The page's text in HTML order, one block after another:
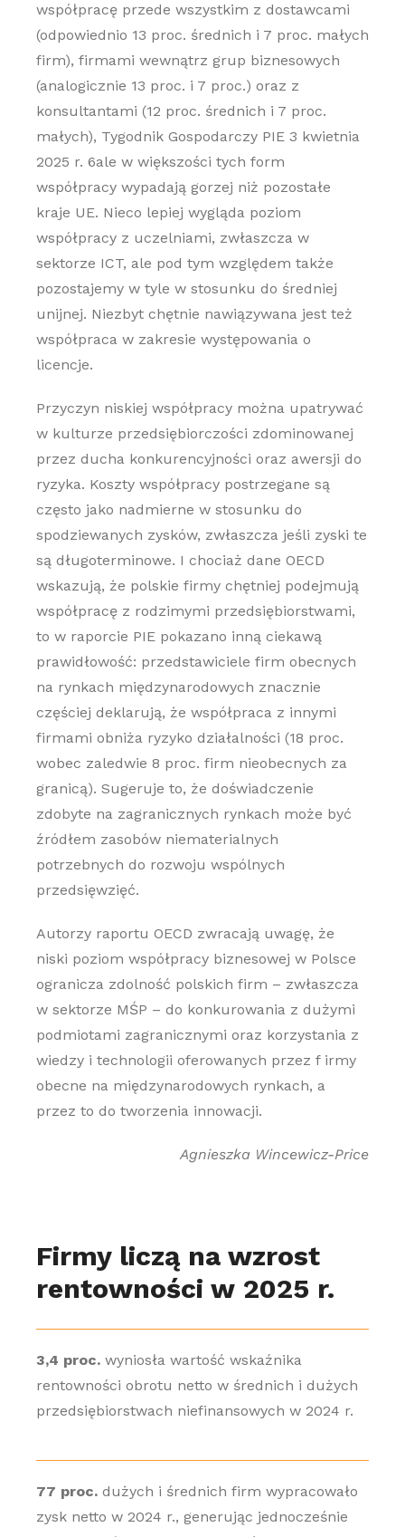
współpracę przede wszystkim z dostawcami
(odpowiednio 13 proc. średnich i 7 proc. małych
firm), firmami wewnątrz grup biznesowych
(analogicznie 13 proc. i 7 proc.) oraz z
konsultantami (12 proc. średnich i 7 proc.
małych), Tygodnik Gospodarczy PIE 3 kwietnia
2025 r. 6ale w większości tych form
współpracy wypadają gorzej niż pozostałe
kraje UE. Nieco lepiej wygląda poziom
współpracy z uczelniami, zwłaszcza w
sektorze ICT, ale pod tym względem także
pozostajemy w tyle w stosunku do średniej
unijnej. Niezbyt chętnie nawiązywana jest też
współpraca w zakresie występowania o
licencje.
Przyczyn niskiej współpracy można upatrywać
w kulturze przedsiębiorczości zdominowanej
przez ducha konkurencyjności oraz awersji do
ryzyka. Koszty współpracy postrzegane są
często jako nadmierne w stosunku do
spodziewanych zysków, zwłaszcza jeśli zyski te
są długoterminowe. I chociaż dane OECD
wskazują, że polskie firmy chętniej podejmują
współpracę z rodzimymi przedsiębiorstwami,
to w raporcie PIE pokazano inną ciekawą
prawidłowość: przedstawiciele firm obecnych
na rynkach międzynarodowych znacznie
częściej deklarują, że współpraca z innymi
firmami obniża ryzyko działalności (18 proc.
wobec zaledwie 8 proc. firm nieobecnych za
granicą). Sugeruje to, że doświadczenie
zdobyte na zagranicznych rynkach może być
źródłem zasobów niematerialnych
potrzebnych do rozwoju wspólnych
przedsięwzięć.
Autorzy raportu OECD zwracają uwagę, że
niski poziom współpracy biznesowej w Polsce
ogranicza zdolność polskich firm – zwłaszcza
w sektorze MŚP – do konkurowania z dużymi
podmiotami zagranicznymi oraz korzystania z
wiedzy i technologii oferowanych przez f irmy
obecne na międzynarodowych rynkach, a
przez to do tworzenia innowacji.
Agnieszka Wincewicz-Price
Firmy liczą na wzrost
rentowności w 2025 r.
3,4 proc.wyniosła wartość wskaźnika
rentowności obrotu netto w średnich i dużych
przedsiębiorstwach niefinansowych w 2024 r.
77 proc.dużych i średnich firm wypracowało
zysk netto w 2024 r., generując jednocześnie